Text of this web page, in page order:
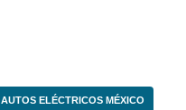
AUTOS ELÉCTRICOS MÉXICO